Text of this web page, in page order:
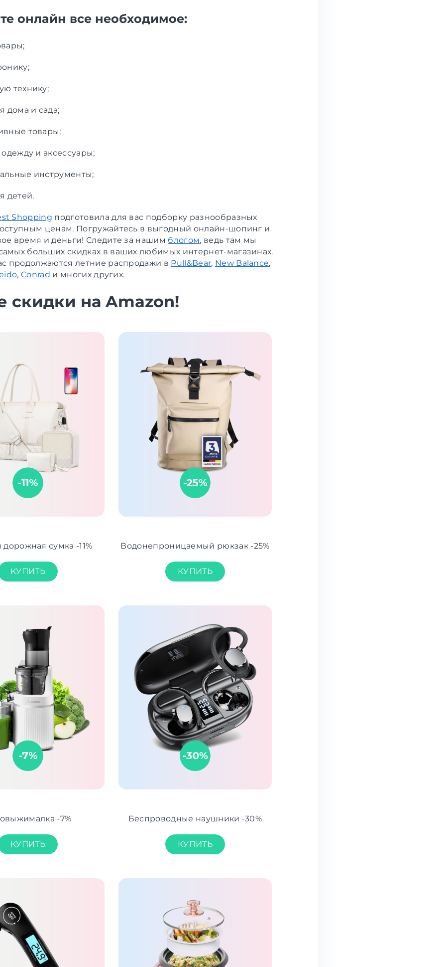
онлайн все необходимое:
технику;
дома и сада;
товары;
одежду и аксессуары;
инструменты;
детей.
Shopping подготовила для вас подборку разнообразных
ценам. Погружайтесь в выгодный онлайн-шопинг и
время и деньги! Следите за нашим блогом, ведь там мы
больших скидках в ваших любимых интернет-магазинах.
продолжаются летние распродажи в Pull&Bear, New Balance,
,Conrad и многих других.
скидки на Amazon!
сумка -11%
КУПИТЬ
Водонепроницаемый рюкзак -25%
КУПИТЬ
-7%
КУПИТЬ
Беспроводные наушники -30%
КУПИТЬ